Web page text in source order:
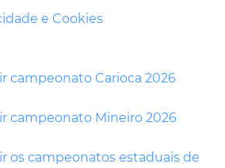
e Cookies
campeonato Carioca 2026
campeonato Mineiro 2026
os campeonatos estaduais de